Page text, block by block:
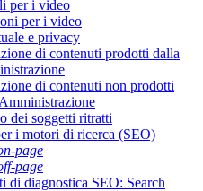
per i video
per i video
e privacy
di contenuti prodotti dalla
di contenuti non prodotti
dei soggetti ritratti
i motori di ricerca (SEO)
page
page
di diagnostica SEO: Search